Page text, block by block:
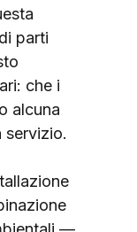
parti
che i
alcuna
servizio.